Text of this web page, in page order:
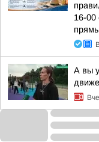
16-00
А вы